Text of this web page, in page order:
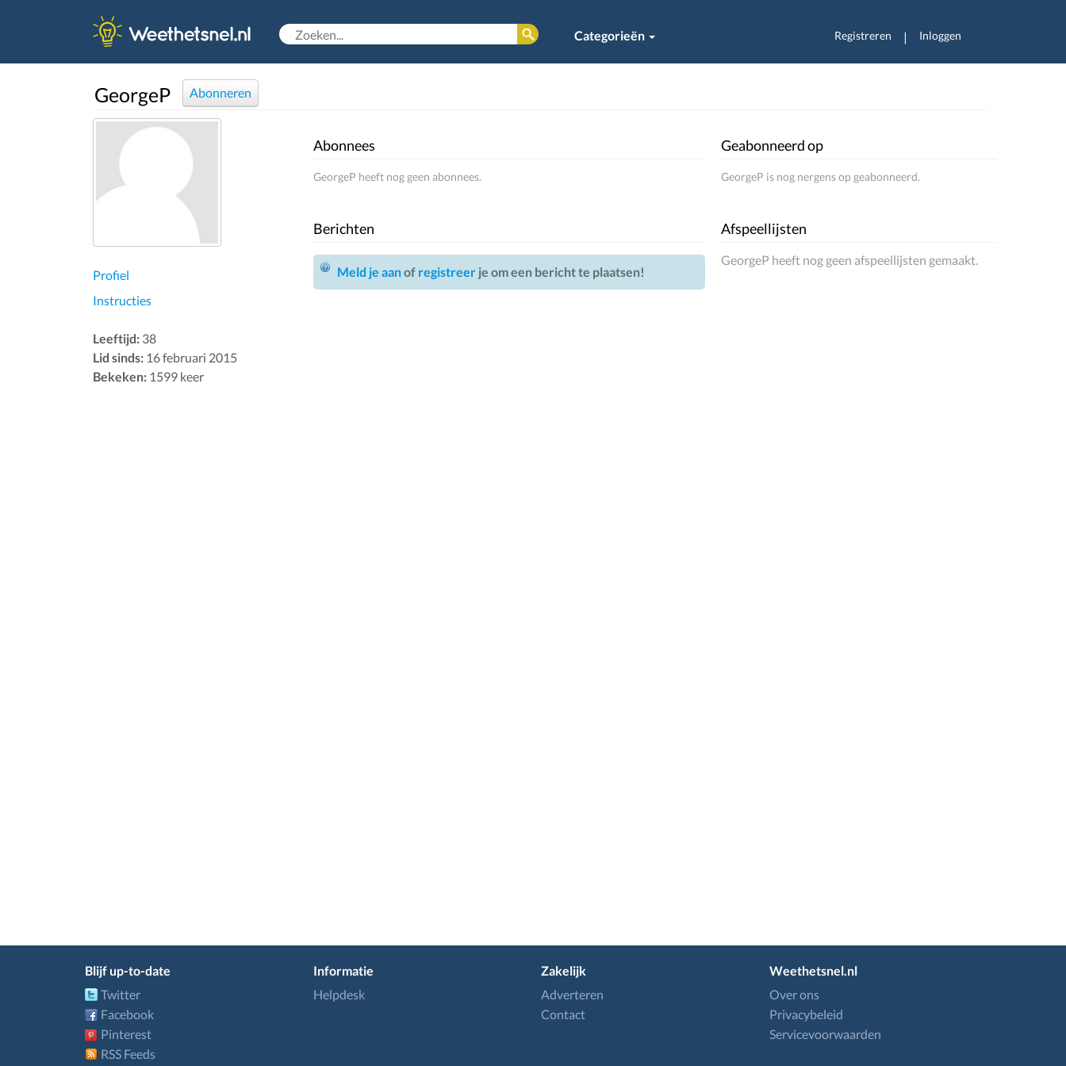
Categorieën Registreren | Inloggen
GeorgeP Abonneren
Profiel
Instructies
Leeftijd: 38
Lid sinds: 16 februari 2015
Bekeken: 1599 keer
Abonnees
GeorgeP heeft nog geen abonnees.
Berichten
Meld je aanof registreerje om een bericht te plaatsen!
Geabonneerd op
GeorgeP is nog nergens op geabonneerd.
Afspeellijsten
GeorgeP heeft nog geen afspeellijsten gemaakt.
Blijf up-to-date
Twitter
Facebook
Pinterest
RSS Feeds
Informatie
Helpdesk
Zakelijk
Adverteren
Contact
Weethetsnel.nl
Over ons
Privacybeleid
Servicevoorwaarden